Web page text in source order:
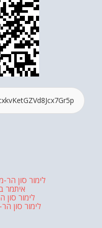
לימור סון
איתמר
לימור סון
לימור סון